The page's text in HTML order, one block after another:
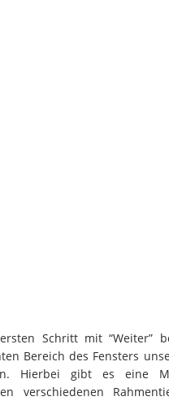
Schritt mit “Weiter”
Bereich des Fensters
Hierbei gibt es eine
verschiedenen